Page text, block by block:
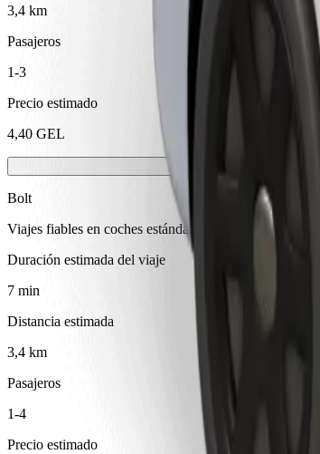
3,4 km
Pasajeros
1-3
Precio estimado
4,40 GEL
Bolt
Viajes fiables en coches estándar de tamaño medio.
Duración estimada del viaje
7 min
Distancia estimada
3,4 km
Pasajeros
1-4
Precio estimado